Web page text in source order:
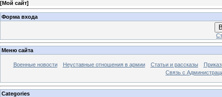
[Мой сайт]
Форма входа
Меню сайта
Военные новости Неуставные отношения в армии Статьи и рассказы
Связь с
Categories